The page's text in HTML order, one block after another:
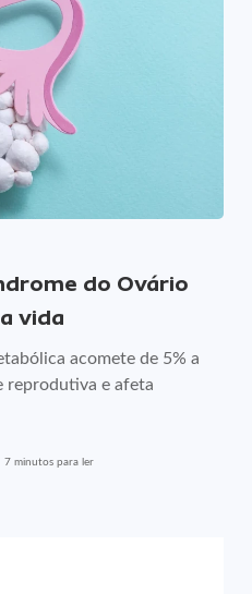
do Ovário
vida
acomete de 5% a
reprodutiva e afeta
7 minutos para ler